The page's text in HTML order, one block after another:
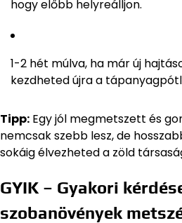
hogy előbb helyreálljon.
1-2 hét múlva, ha már új
kezdheted újra a
Tipp: Egy jól megmetszett és
nemcsak szebb lesz, de
sokáig élvezheted a zöld
GYIK – Gyakori
szobanövények